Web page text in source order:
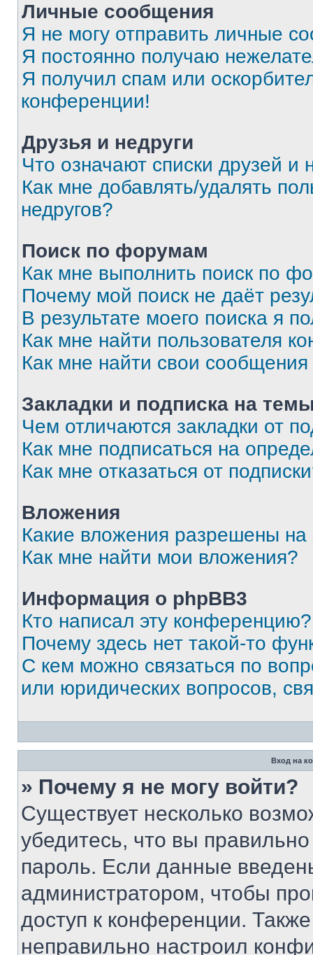
Личные сообщения
Я не могу отправить личные
Я постоянно получаю
Я получил спам или
конференции!
Друзья и недруги
Что означают списки друзей и
Как мне добавлять/удалять
недругов?
Поиск по форумам
Как мне выполнить поиск по
Почему мой поиск не даёт
В результате моего поиска я
Как мне найти пользователя
Как мне найти свои
Закладки и подписка на
Чем отличаются закладки от
Как мне подписаться на
Как мне отказаться от
Вложения
Какие вложения разрешены
Как мне найти мои вложения?
Информация о phpBB3
Кто написал эту конференцию?
Почему здесь нет такой-то
С кем можно связаться по
или юридических вопросов,
Вход на
» Почему я не могу войти?
Существует несколько
убедитесь, что вы
пароль. Если данные
администратором, чтобы
доступ к конференции.
неправильно настроил